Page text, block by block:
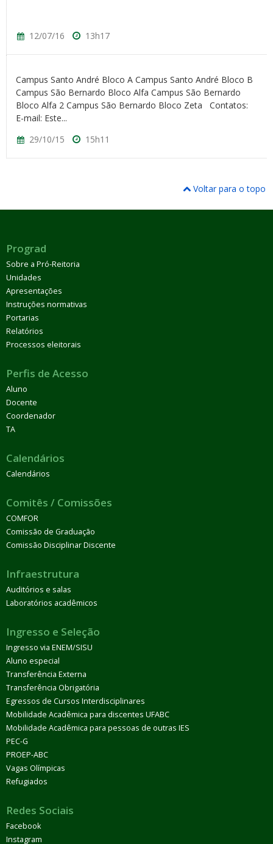
12/07/16 13h17
Campus Santo André Bloco A Campus Santo André Bloco B
Campus São Bernardo Bloco Alfa Campus São Bernardo
Bloco Alfa 2 Campus São Bernardo Bloco Zeta Contatos:
E-mail: Este...
29/10/15
15h11
Voltar para o topo
Prograd
Sobre a Pró-Reitoria
Unidades
Apresentações
Instruções normativas
Portarias
Relatórios
Processos eleitorais
Perfis de Acesso
Aluno
Docente
Coordenador
TA
Calendários
Calendários
Comitês / Comissões
COMFOR
Comissão de Graduação
Comissão Disciplinar Discente
Infraestrutura
Auditórios e salas
Laboratórios acadêmicos
Ingresso e Seleção
Ingresso via ENEM/SISU
Aluno especial
Transferência Externa
Transferência Obrigatória
Egressos de Cursos Interdisciplinares
Mobilidade Acadêmica para discentes UFABC
Mobilidade Acadêmica para pessoas de outras IES
PEC-G
PROEP-ABC
Vagas Olímpicas
Refugiados
Redes Sociais
Facebook
Instagram